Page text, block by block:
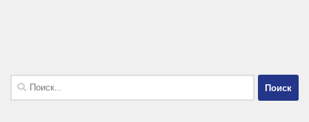
Найти: